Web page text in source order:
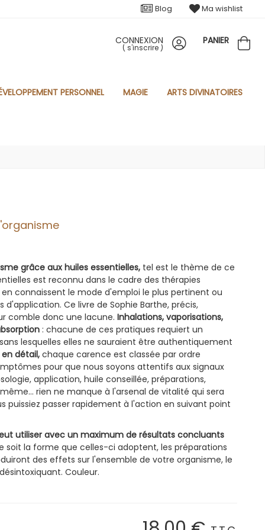
CONNEXION
( s'inscrire )
PANIER
PERSONNEL MAGIE ARTS DIVINATOIRES
grâce aux huiles essentielles, tel est le thème de ce
est reconnu dans le cadre des thérapies
connaissent le mode d'emploi le plus pertinent ou
Ce livre de Sophie Barthe, précis,
comble donc une lacune. Inhalations, vaporisations,
: chacune de ces pratiques requiert un
lesquelles elles ne sauraient être authentiquement
détail,chaque carence est classée par ordre
pour que nous soyons attentifs aux signaux
application, huile conseillée, préparations,
rien ne manque à l'arsenal de vitalité qui sera
puissiez passer rapidement à l'action en suivant point
utiliser avec un maximum de résultats concluants
soit la forme que celles-ci adoptent, les préparations
des effets sur l'ensemble de votre organisme, le
Couleur.
Blog Ma wishlist